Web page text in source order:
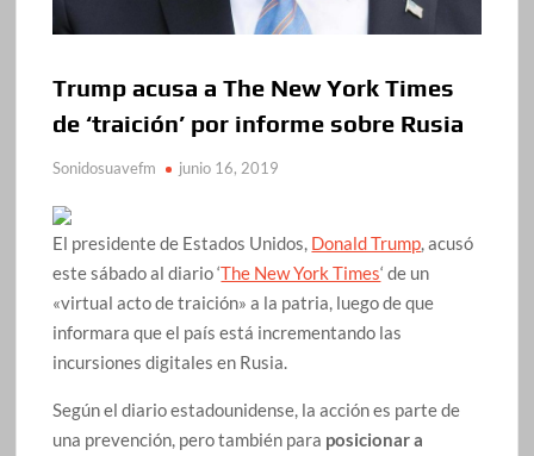
Trump acusa a The New York Times
de ‘traición’ por informe sobre Rusia
Sonidosuavefm junio 16, 2019
El presidente de Estados Unidos, Donald Trump, acusó
este sábado al diario ‘The New York Times‘ de un
«virtual acto de traición» a la patria, luego de que
informara que el país está incrementando las
incursiones digitales en Rusia.
Según el diario estadounidense, la acción es parte de
una prevención, pero también para posicionar a